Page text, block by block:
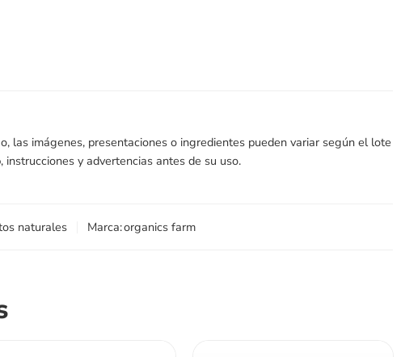
las imágenes, presentaciones o ingredientes pueden variar según el lote
, instrucciones y advertencias antes de su uso.
naturales Marca:organics farm